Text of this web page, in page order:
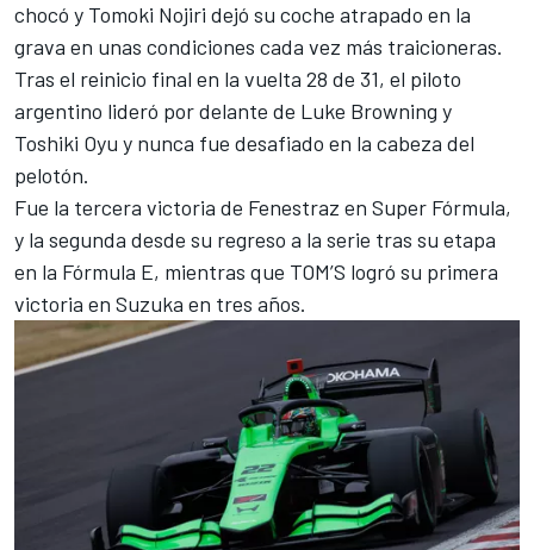
chocó y Tomoki Nojiri dejó su coche atrapado en la
grava en unas condiciones cada vez más traicioneras.
Tras el reinicio final en la vuelta 28 de 31, el piloto
argentino lideró por delante de Luke Browning y
Toshiki Oyu y nunca fue desafiado en la cabeza del
pelotón.
Fue la tercera victoria de Fenestraz en Super Fórmula,
y la segunda desde su regreso a la serie tras su etapa
en la Fórmula E, mientras que TOM’S logró su primera
victoria en Suzuka en tres años.